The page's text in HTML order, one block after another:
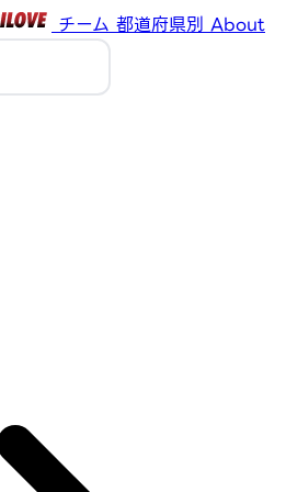
チーム 都道府県別 About